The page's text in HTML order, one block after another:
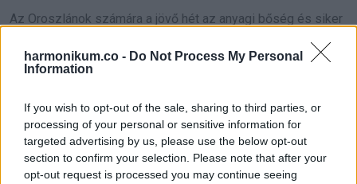
harmonikum.co - Do Not Process My Personal
Information
If you wish to opt-out of the sale, sharing to third parties, or
processing of your personal or sensitive information for
targeted advertising by us, please use the below opt-out
section to confirm your selection. Please note that after your
opt-out request is processed you may continue seeing
Az Oroszlánok számára a jövő hét az anyagi bőség és siker
fizetésemelés végre valósággá válhat. A kreativitásod és a
tömegből. Egy új üzleti ötlet most komoly nyereséget
hozhat, ha belevágsz a megvalósításába. Egy váratlan
pénzügyi ajándék vagy nyeremény érkezhet, ami meglephet.
Az ingatlanokkal kapcsolatos terveid most előnyösek